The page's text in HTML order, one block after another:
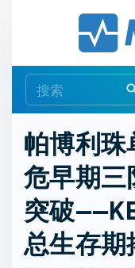
帕博利珠
危早期三
突破
总生存期